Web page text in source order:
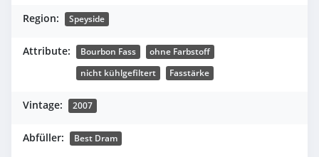
Region:
Speyside
Attribute: Bourbon Fass
ohne Farbstoff
nicht kühlgefiltert
Fasstärke
Vintage: 2007
Abfüller: Best Dram